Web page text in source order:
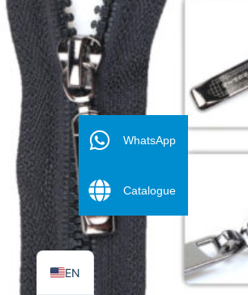
WhatsApp
Catalogue
EN
AR
RU
DE
PT
ES
FR